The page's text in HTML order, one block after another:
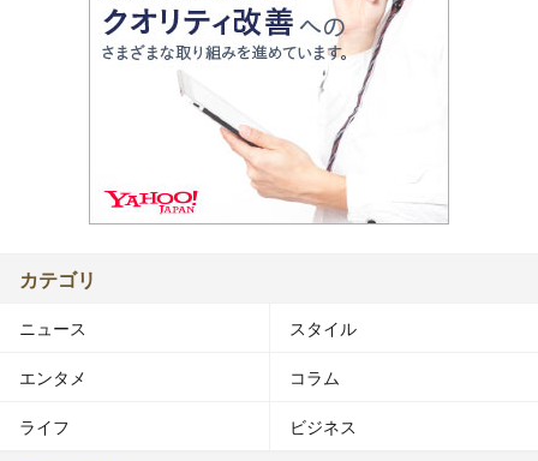
カテゴリ
ニュース スタイル
エンタメ コラム
ライフ ビジネス